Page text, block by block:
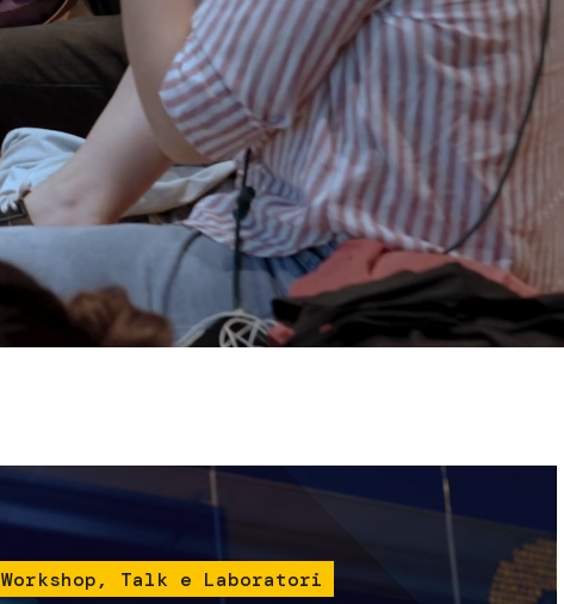
Servizi e accessibilità
Contatti
Biglietti
Immagine
Workshop, Talk e Laboratori